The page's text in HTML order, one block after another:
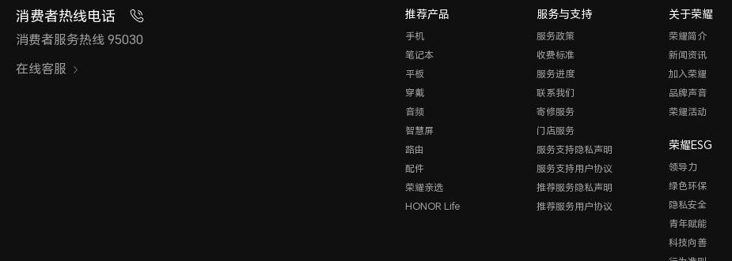
消费者热线电话
消费者服务热线 95030
在线客服
推荐产品
手机
笔记本
平板
穿戴
音频
智慧屏
路由
配件
荣耀亲选
HONOR Life
服务与支持
服务政策
收费标准
服务进度
联系我们
寄修服务
门店服务
服务支持隐私声明
服务支持用户协议
推荐服务隐私声明
推荐服务用户协议
关于荣耀
荣耀简介
新闻资讯
加入荣耀
品牌声音
荣耀活动
荣耀ESG
领导力
绿色环保
隐私安全
青年赋能
科技向善